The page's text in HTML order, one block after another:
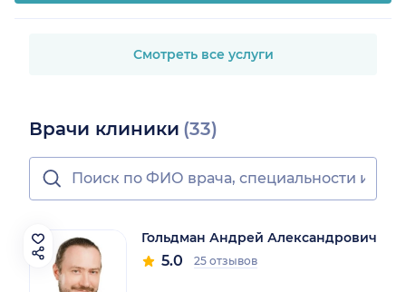
Смотреть все услуги
Врачи клиники (33)
Гольдман Андрей Александрович
5.0 25 отзывов